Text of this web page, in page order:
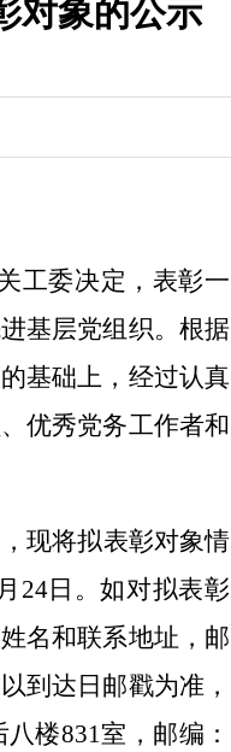
对象的公示
工委决定，表彰一
基层党组织。根据
基础上，经过认真
优秀党务工作者和
现将拟表彰对象情
月 24日。如对拟表彰
名和联系地址，邮
到达日邮戳为准，
八楼831室，邮编：